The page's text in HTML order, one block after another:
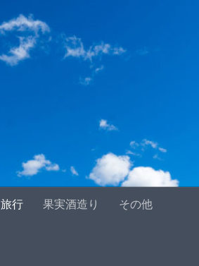
旅行 果実酒造り その他